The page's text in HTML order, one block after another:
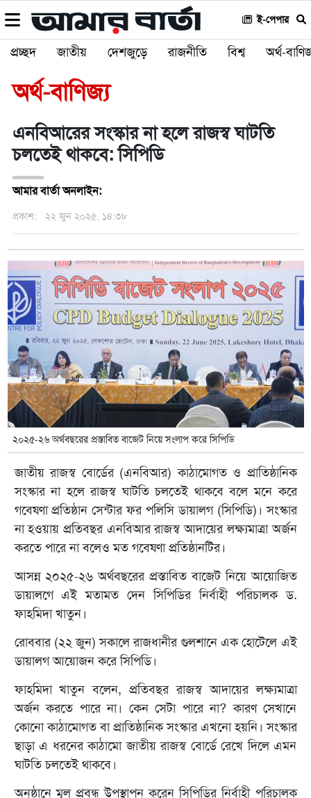
ই-পেপার
প্রচ্ছদ জাতীয় দেশজুড়ে রাজনীতি বিশ্ব অর্থ-
অর্থ-বাণিজ্য
এনবিআরের সংস্কার না হলে রাজস্ব ঘাটতি
চলতেই থাকবে: সিপিডি
আমার বার্তা অনলাইন:
প্রকাশ: ২২ জুন ২০২৫, ১৪:৩৮
২০২৫-২৬ অর্থবছরের প্রস্তাবিত বাজেট নিয়ে সংলাপ করে সিপিডি
জাতীয় রাজস্ব বোর্ডের (এনবিআর) কাঠামোগত ও প্রাতিষ্ঠানিক
সংস্কার না হলে রাজস্ব ঘাটতি চলতেই থাকবে বলে মনে করে
গবেষণা প্রতিষ্ঠান সেন্টার ফর পলিসি ডায়ালগ (সিপিডি)। সংস্কার
না হওয়ায় প্রতিবছর এনবিআর রাজস্ব আদায়ের লক্ষ্যমাত্রা অর্জন
করতে পারে না বলেও মত গবেষণা প্রতিষ্ঠানটির।
আসন্ন ২০২৫-২৬ অর্থবছরের প্রস্তাবিত বাজেট নিয়ে আয়োজিত
ডায়ালগে এই মতামত দেন সিপিডির নির্বাহী পরিচালক ড.
ফাহমিদা খাতুন।
রোববার (২২ জুন) সকালে রাজধানীর গুলশানে এক হোটেলে এই
ডায়ালগ আয়োজন করে সিপিডি।
ফাহমিদা খাতুন বলেন, প্রতিবছর রাজস্ব আদায়ের লক্ষ্যমাত্রা
অর্জন কর‍তে পারে না। কেন সেটা পারে না? কারণ সেখানে
কোনো কাঠামোগত বা প্রাতিষ্ঠানিক সংস্কার এখনো হয়নি। সংস্কার
ছাড়া এ ধরনের কাঠামো জাতীয় রাজস্ব বোর্ডে রেখে দিলে এমন
ঘাটতি চলতেই থাকবে।
অনুষ্ঠানে মূল প্রবন্ধ উপস্থাপন করেন সিপিডির নির্বাহী পরিচালক